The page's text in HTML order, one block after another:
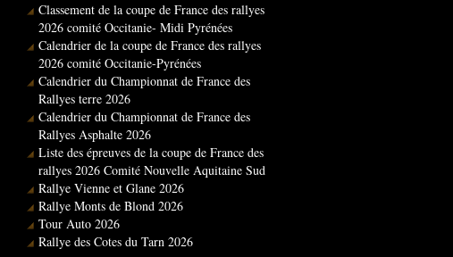
Classement de la coupe de France des rallyes
2026 comité Occitanie- Midi Pyrénées
Calendrier de la coupe de France des rallyes
2026 comité Occitanie-Pyrénées
Calendrier du Championnat de France des
Rallyes terre 2026
Calendrier du Championnat de France des
Rallyes Asphalte 2026
Liste des épreuves de la coupe de France des
rallyes 2026 Comité Nouvelle Aquitaine Sud
Rallye Vienne et Glane 2026
Rallye Monts de Blond 2026
Tour Auto 2026
Rallye des Cotes du Tarn 2026